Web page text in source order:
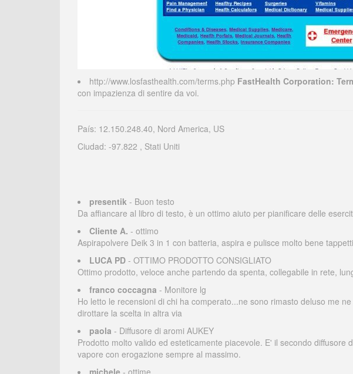
http://www.losfasthealth.com/terms.php FastHealth Corporation:
con impazienza di sentire da voi.
País: 12.150.248.40, Nord America, US
Ciudad: -97.822 , Stati Uniti
presentik - Buon testo
Da affiancare al libro di testo, è un ottimo aiuto per pianificare delle
Cliente A. - ottimo
Aspirapolvere Deik 3 in 1 con batteria, aspira e pulisce molto bene
LUCA PD - OTTIMO PRODOTTO CONSIGLIATO
Ottimo prodotto, veloce anche partendo da spenta, collegabile in rete,
franco coccagna - Monitore lg
Ho letto le recensioni di chi ha comperato...ne sono rimasto deluso me
dirottare la scelta in altra via
paola - Diffusore di aromi AUKEY
Prodotto molto valido ed esteticamente piacevole. E' il secondo
vapore con erogazione sempre al massimo.
michele - ottime